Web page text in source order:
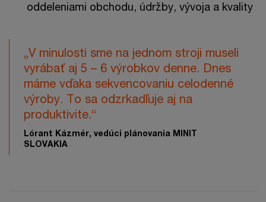
oddeleniami obchodu, údržby, vývoja a kvality
„V minulosti sme na jednom stroji museli
vyrábať aj 5 – 6 výrobkov denne. Dnes
máme vďaka sekvencovaniu celodenné
výroby. To sa odzrkadľuje aj na
produktivite.“
Lórant Kázmér, vedúci plánovania MINIT
SLOVAKIA